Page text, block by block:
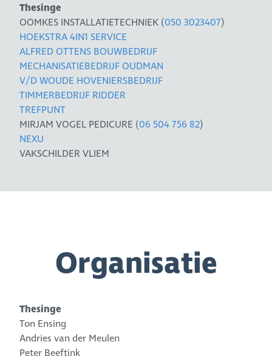
Thesinge
OOMKES INSTALLATIETECHNIEK (050 3023407)
HOEKSTRA 4IN1 SERVICE
ALFRED OTTENS BOUWBEDRIJF
MECHANISATIEBEDRIJF OUDMAN
V/D WOUDE HOVENIERSBEDRIJF
TIMMERBEDRIJF RIDDER
TREFPUNT
MIRJAM VOGEL PEDICURE (06 504 756 82)
NEXU
VAKSCHILDER VLIEM
Organisatie
Thesinge
Ton Ensing
Andries van der Meulen
Peter Beeftink